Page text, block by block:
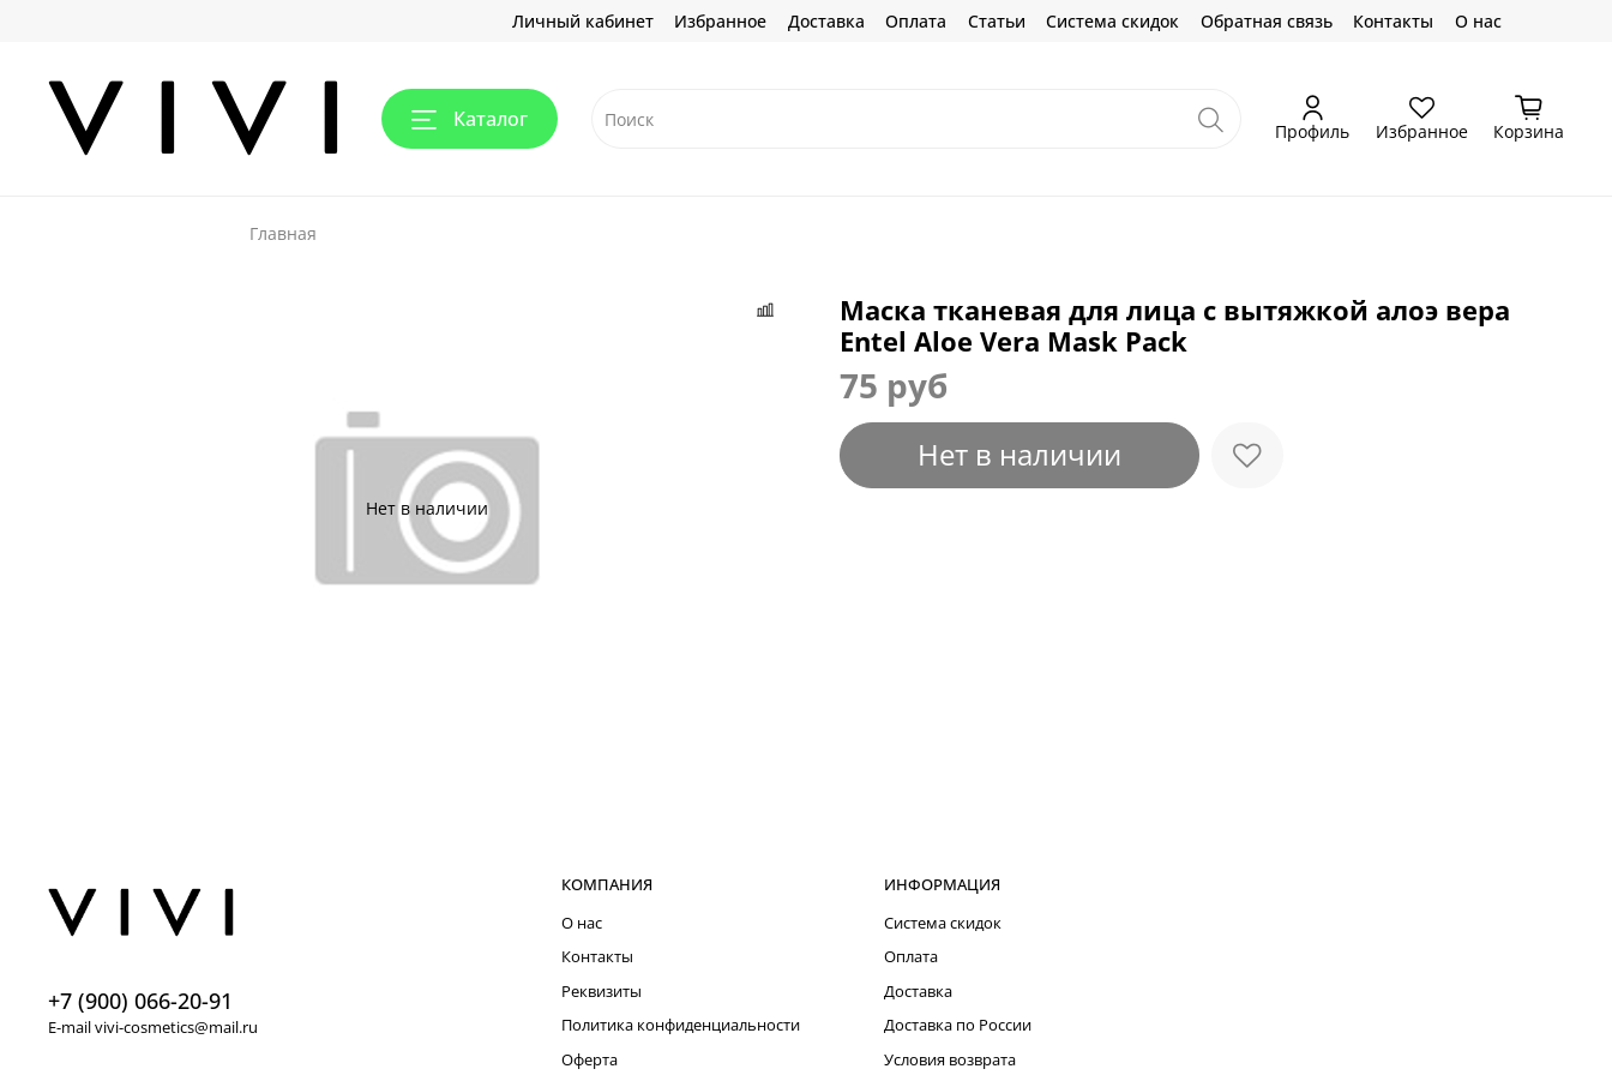
Личный кабинет Избранное Доставка Оплата Статьи Система скидок Обратная связь Контакты О нас
Каталог Профиль Избранное Корзина
Главная
Нет в наличии
Маска тканевая для лица с вытяжкой алоэ вера
Entel Aloe Vera Mask Pack
75 руб
Нет в наличии
КОМПАНИЯ
О нас
Контакты
Реквизиты
Политика конфиденциальности
Оферта
ИНФОРМАЦИЯ
Система скидок
Оплата
Доставка
Доставка по России
Условия возврата
+7 (900) 066-20-91
E-mail vivi-cosmetics@mail.ru